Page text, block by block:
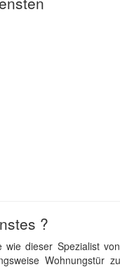
?
dieser Spezialist
Wohnungstür